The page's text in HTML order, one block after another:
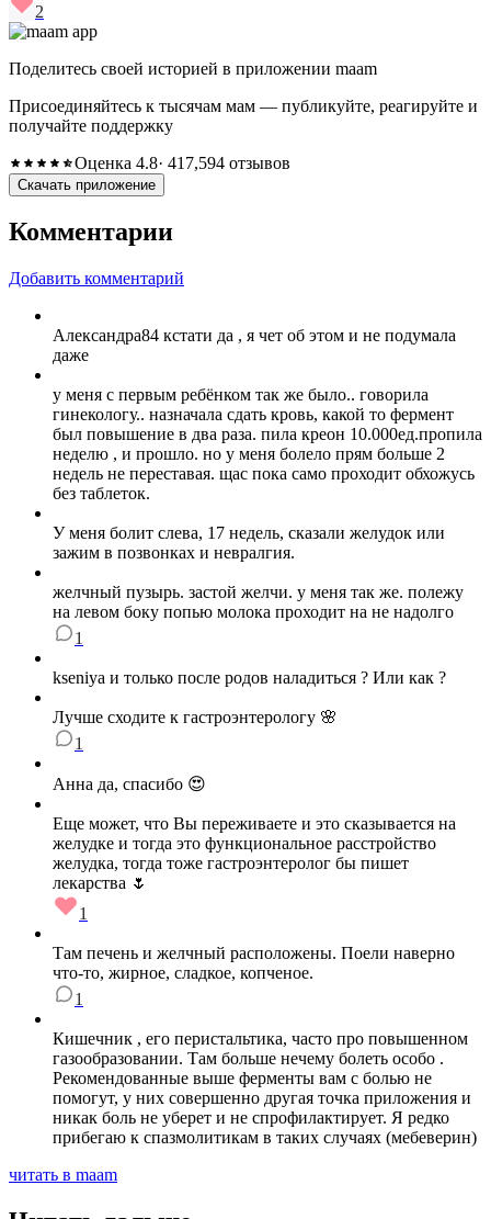
2
Поделитесь своей историей в приложении maam
Присоединяйтесь к тысячам мам — публикуйте, реагируйте и
получайте поддержку
Оценка 4.8· 417,594 отзывов
Скачать приложение
Комментарии
Добавить комментарий
Александра84 кстати да , я чет об этом и не подумала
даже
у меня с первым ребëнком так же было.. говорила
гинекологу.. назначала сдать кровь, какой то фермент
был повышение в два раза. пила креон 10.000ед.пропила
неделю , и прошло. но у меня болело прям больше 2
недель не переставая. щас пока само проходит обхожусь
без таблеток.
У меня болит слева, 17 недель, сказали желудок или
зажим в позвонках и невралгия.
желчный пузырь. застой желчи. у меня так же. полежу
на левом боку попью молока проходит на не надолго
1
kseniya и только после родов наладиться ? Или как ?
Лучше сходите к гастроэнтерологу 🌸
1
Анна да, спасибо 😍
Еще может, что Вы переживаете и это сказывается на
желудке и тогда это функциональное расстройство
желудка, тогда тоже гастроэнтеролог бы пишет
лекарства 🌷
1
Там печень и желчный расположены. Поели наверно
что-то, жирное, сладкое, копченое.
1
Кишечник , его перистальтика, часто про повышенном
газообразовании. Там больше нечему болеть особо .
Рекомендованные выше ферменты вам с болью не
помогут, у них совершенно другая точка приложения и
никак боль не уберет и не спрофилактирует. Я редко
прибегаю к спазмолитикам в таких случаях (мебеверин)
читать в maam